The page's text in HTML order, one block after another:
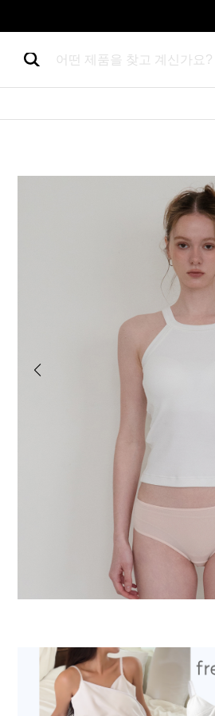
어떤 제품을 찾고 계신가요?